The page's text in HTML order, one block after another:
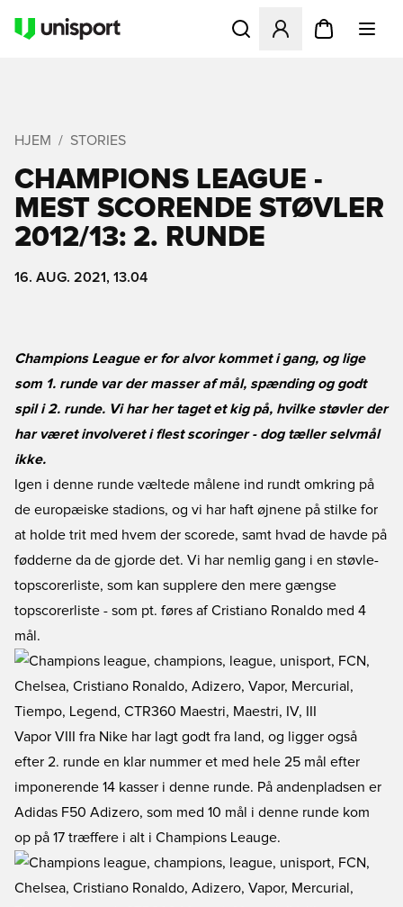
Åbner en Modal til at
HJEM STORIES
CHAMPIONS LEAGUE -
MEST SCORENDE STØVLER
2012/13: 2. RUNDE
16. AUG. 2021, 13.04
Champions League er for alvor kommet i gang, og lige
som 1. runde var der masser af mål, spænding og godt
spil i 2. runde. Vi har her taget et kig på, hvilke støvler der
har været involveret i flest scoringer - dog tæller selvmål
ikke.
Igen i denne runde væltede målene ind rundt omkring på
de europæiske stadions, og vi har haft øjnene på stilke for
at holde trit med hvem der scorede, samt hvad de havde på
fødderne da de gjorde det. Vi har nemlig gang i en støvle-
topscorerliste, som kan supplere den mere gængse
topscorerliste - som pt. føres af Cristiano Ronaldo med 4
mål.
Vapor VIII fra Nike har lagt godt fra land, og ligger også
efter 2. runde en klar nummer et med hele 25 mål efter
imponerende 14 kasser i denne runde. På andenpladsen er
Adidas F50 Adizero, som med 10 mål i denne runde kom
op på 17 træffere i alt i Champions Leauge.